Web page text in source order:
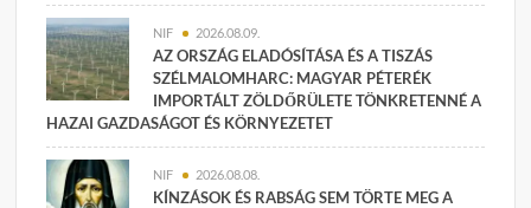
NIF 2026.08.09.
AZ ORSZÁG ELADÓSÍTÁSA ÉS A TISZÁS
SZÉLMALOMHARC: MAGYAR PÉTERÉK
IMPORTÁLT ZÖLDŐRÜLETE TÖNKRETENNÉ A
HAZAI GAZDASÁGOT ÉS KÖRNYEZETET
NIF 2026.08.08.
KÍNZÁSOK ÉS RABSÁG SEM TÖRTE MEG A